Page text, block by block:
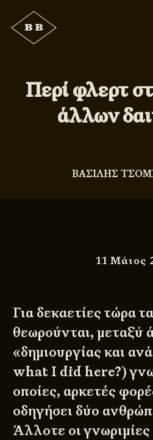
Περί φλερτ
άλλων
ΒΑΣΙΛΗΣ
11 Μάιος
Για δεκαετίες τώρα
θεωρούνται, μεταξύ
«δημιουργίας και
what I did here?)
οποίες, αρκετές
οδηγήσει δύο
Άλλοτε οι